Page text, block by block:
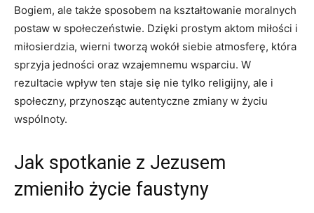
Bogiem, ale także sposobem na kształtowanie moralnych
postaw w społeczeństwie. Dzięki prostym aktom miłości i
miłosierdzia, wierni tworzą wokół‍ siebie atmosferę, która
sprzyja jedności⁢ oraz wzajemnemu ⁤wsparciu. W
⁤rezultacie wpływ ten staje się nie tylko religijny, ale ​i
społeczny, przynosząc autentyczne ⁢zmiany w życiu
wspólnoty.
Jak spotkanie z Jezusem
zmieniło życie faustyny